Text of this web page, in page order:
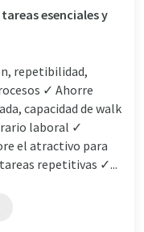
esenciales y
repetibilidad,
✓ Ahorre
capacidad de walk
laboral ✓
el atractivo para
repetitivas ✓...